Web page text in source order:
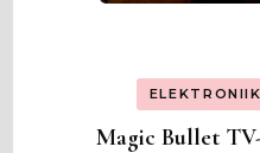
Magic Bullet